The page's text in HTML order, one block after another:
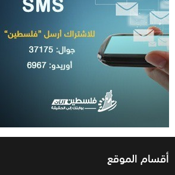
أقسام الموقع